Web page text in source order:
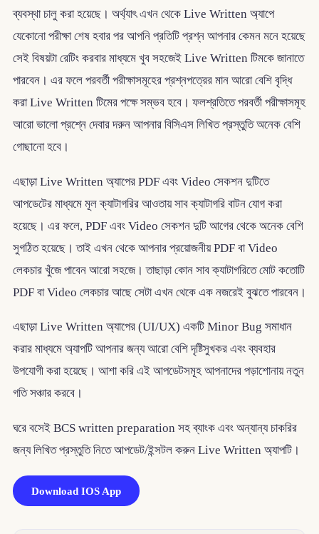
ব্যবস্থা চালু করা হয়েছে। অর্থ্যাৎ এখন থেকে Live Written অ্যাপে
যেকোনো পরীক্ষা শেষ হবার পর আপনি প্রতিটি প্রশ্ন আপনার কেমন মনে হয়েছে
সেই বিষয়টা রেটিং করবার মাধ্যমে খুব সহজেই Live Written টিমকে জানাতে
পারবেন। এর ফলে পরবর্তী পরীক্ষাসমূহের প্রশ্নপত্রের মান আরো বেশি বৃদ্ধি
করা Live Written টিমের পক্ষে সম্ভব হবে। ফলশ্রতিতে পরবর্তী পরীক্ষাসমূহ
আরো ভালো প্রশ্নে দেবার দরুন আপনার বিসিএস লিখিত প্রস্তুতি অনেক বেশি
গোছানো হবে।
এছাড়া Live Written অ্যাপের PDF এবং Video সেকশন দুটিতে
আপডেটের মাধ্যমে মূল ক্যাটাগরির আওতায় সাব ক্যাটাগরি বাটন যোগ করা
হয়েছে। এর ফলে, PDF এবং Video সেকশন দুটি আগের থেকে অনেক বেশি
সুগঠিত হয়েছে। তাই এখন থেকে আপনার প্রয়োজনীয় PDF বা Video
লেকচার খুঁজে পাবেন আরো সহজে। তাছাড়া কোন সাব ক্যাটাগরিতে মোট কতোটি
PDF বা Video লেকচার আছে সেটা এখন থেকে এক নজরেই বুঝতে পারবেন।
এছাড়া Live Written অ্যাপের (UI/UX) একটি Minor Bug সমাধান
করার মাধ্যমে অ্যাপটি আপনার জন্য আরো বেশি দৃষ্টিসুখকর এবং ব্যবহার
উপযোগী করা হয়েছে। আশা করি এই আপডেটসমূহ আপনাদের পড়াশোনায় নতুন
গতি সঞ্চার করবে।
ঘরে বসেই BCS written preparation সহ ব্যাংক এবং অন্যান্য চাকরির
জন্য লিখিত প্রস্তুতি নিতে আপডেট/ইন্সটল করুন Live Written অ্যাপটি।
Download IOS App